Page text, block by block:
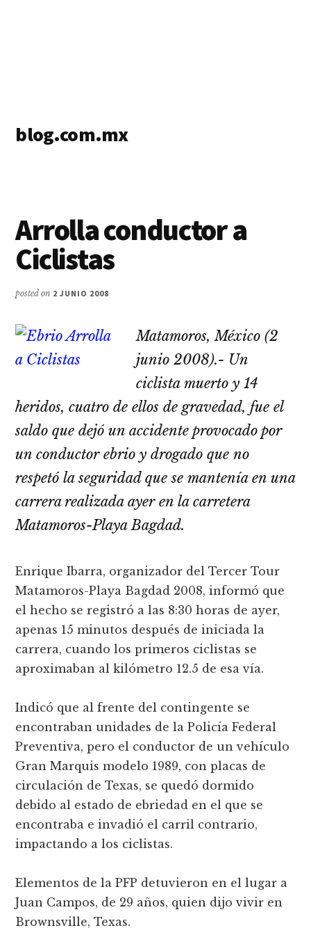
blog.com.mx
Arrolla conductor a
Ciclistas
posted on 2 JUNIO 2008
Matamoros, México (2
junio 2008).- Un
ciclista muerto y 14
heridos, cuatro de ellos de gravedad, fue el
saldo que dejó un accidente provocado por
un conductor ebrio y drogado que no
respetó la seguridad que se mantení­a en una
carrera realizada ayer en la carretera
Matamoros-Playa Bagdad.
Enrique Ibarra, organizador del Tercer Tour
Matamoros-Playa Bagdad 2008, informó que
el hecho se registró a las 8:30 horas de ayer,
apenas 15 minutos después de iniciada la
carrera, cuando los primeros ciclistas se
aproximaban al kilómetro 12.5 de esa ví­a.
Indicó que al frente del contingente se
encontraban unidades de la Policí­a Federal
Preventiva, pero el conductor de un vehí­culo
Gran Marquis modelo 1989, con placas de
circulación de Texas, se quedó dormido
debido al estado de ebriedad en el que se
encontraba e invadió el carril contrario,
impactando a los ciclistas.
Elementos de la PFP detuvieron en el lugar a
Juan Campos, de 29 años, quien dijo vivir en
Brownsville, Texas.